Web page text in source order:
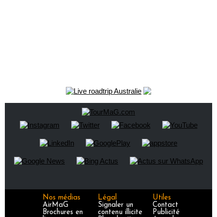
Nos médias
AirMaG
Brochures en
Légal
Signaler un
contenu illicite
Utiles
Contact
Publicité